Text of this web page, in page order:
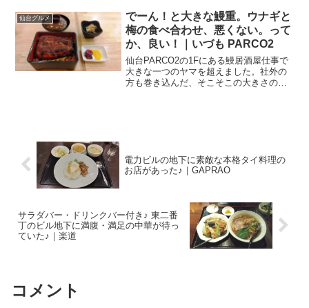
コメント
コメントを書き込む
ブログ内検索